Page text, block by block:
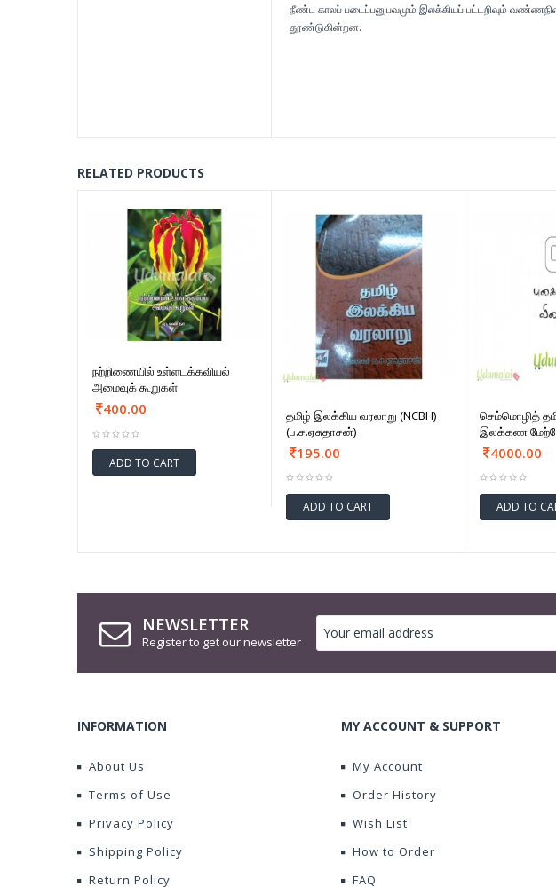
நீண்ட காலப் படைப்பனுபவமும் இலக்கியப் பட்டறிவும்
தூண்டுகின்றன.
RELATED PRODUCTS
நற்றிணையில் உள்ளடக்கவியல்
அமைவுக் கூறுகள்
400.00
ADD TO CART
தமிழ் இலக்கிய வரலாறு (NCBH)
(ப.ச.ஏசுதாசன்)
195.00
ADD TO CART
செம்மொழித்
இலக்கண
4000.00
ADD TO
NEWSLETTER
Register to get our newsletter
INFORMATION
About Us
Terms of Use
Privacy Policy
Shipping Policy
Return Policy
MY ACCOUNT & SUPPORT
My Account
Order History
Wish List
How to Order
FAQ